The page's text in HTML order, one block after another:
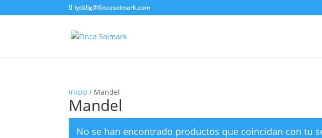
lycklig@fincasolmark.com
Inicio / Mandel
Mandel
No se han encontrado productos que coincidan con tu